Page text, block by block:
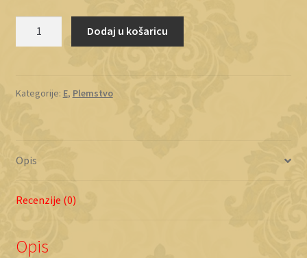
Dodaj u košaricu
Kategorije: E, Plemstvo
Opis
Recenzije (0)
Opis